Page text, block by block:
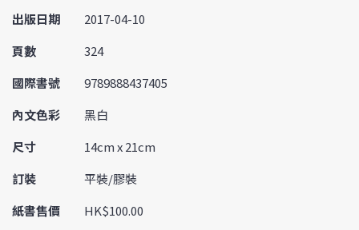
出版日期
2017-04-10
頁數
324
國際書號
9789888437405
內文色彩
黑白
尺寸
14cm x 21cm
訂裝
平裝/膠裝
紙書售價
HK$100.00